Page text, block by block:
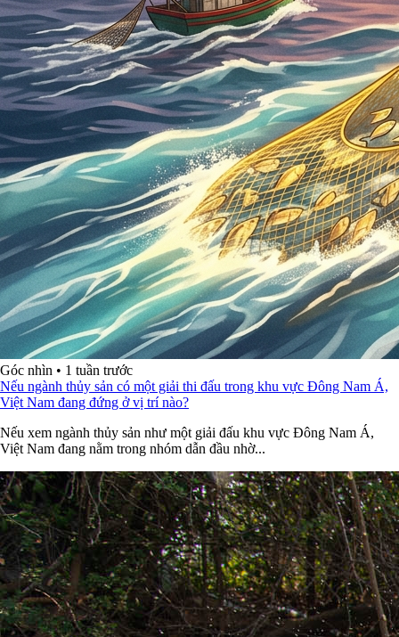
Góc nhìn • 1 tuần trước
Nếu ngành thủy sản có một giải thi đấu trong khu vực Đông Nam Á,
Việt Nam đang đứng ở vị trí nào?
Nếu xem ngành thủy sản như một giải đấu khu vực Đông Nam Á,
Việt Nam đang nằm trong nhóm dẫn đầu nhờ...